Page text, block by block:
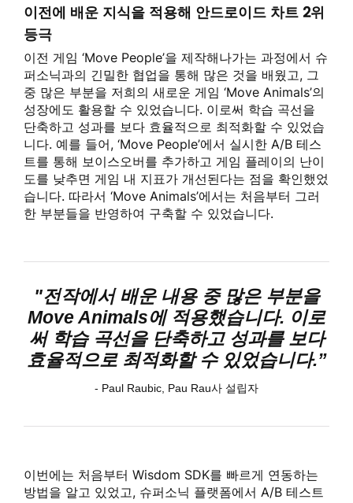
이전에 배운 지식을 적용해 안드로이드 차트 2위
등극
이전 게임 ‘Move People’을 제작해나가는 과정에서 슈
퍼소닉과의 긴밀한 협업을 통해 많은 것을 배웠고, 그
중 많은 부분을 저희의 새로운 게임 ‘Move Animals’의
성장에도 활용할 수 있었습니다. 이로써 학습 곡선을
단축하고 성과를 보다 효율적으로 최적화할 수 있었습
니다. 예를 들어, ‘Move People’에서 실시한 A/B 테스
트를 통해 보이스오버를 추가하고 게임 플레이의 난이
도를 낮추면 게임 내 지표가 개선된다는 점을 확인했었
습니다. 따라서 ‘Move Animals’에서는 처음부터 그러
한 부분들을 반영하여 구축할 수 있었습니다.
"전작에서 배운 내용 중 많은 부분을
Move Animals에 적용했습니다. 이로
써 학습 곡선을 단축하고 성과를 보다
효율적으로 최적화할 수 있었습니다.”
- Paul Raubic, Pau Rau사 설립자
이번에는 처음부터 Wisdom SDK를 빠르게 연동하는
방법을 알고 있었고, 슈퍼소닉 플랫폼에서 A/B 테스트